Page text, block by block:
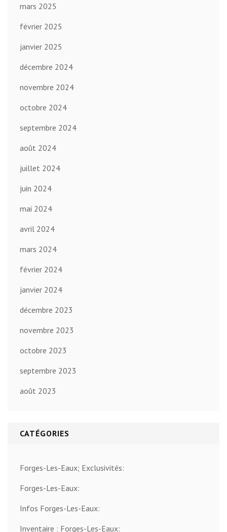
mars 2025
février 2025
janvier 2025
décembre 2024
novembre 2024
octobre 2024
septembre 2024
août 2024
juillet 2024
juin 2024
mai 2024
avril 2024
mars 2024
février 2024
janvier 2024
décembre 2023
novembre 2023
octobre 2023
septembre 2023
août 2023
CATÉGORIES
Forges-Les-Eaux; Exclusivités:
Forges-Les-Eaux:
Infos Forges-Les-Eaux:
Inventaire : Forges-Les-Eaux: